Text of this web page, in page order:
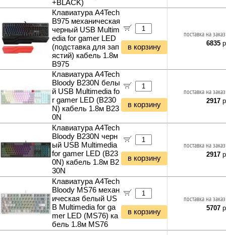
+BLACK)
Клавиатура A4Tech
B975 механическая
черный USB Multim
edia for gamer LED
(подставка для зап
ястий) кабель 1.8м
B975
в корзину
поставка на
6835
Клавиатура A4Tech
Bloody B230N белы
й USB Multimedia fo
r gamer LED (B230
N) кабель 1.8м B23
0N
в корзину
поставка на
2917
Клавиатура A4Tech
Bloody B230N черн
ый USB Multimedia
for gamer LED (B23
0N) кабель 1.8м B2
30N
в корзину
поставка на
2917
Клавиатура A4Tech
Bloody MS76 механ
ическая белый US
B Multimedia for ga
mer LED (MS76) ка
бель 1.8м MS76
в корзину
поставка на
5707